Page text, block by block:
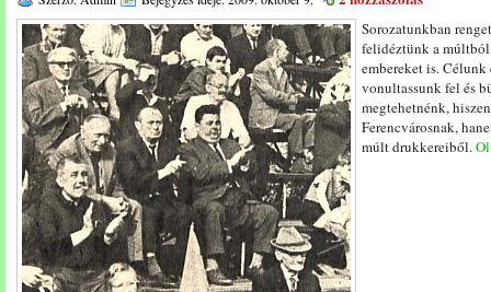
Sorozatunkban
felidéztünk a
embereket is. Célunk
vonultassunk fel és
megtehetnénk,
Ferencvárosnak,
múlt drukkereiből.